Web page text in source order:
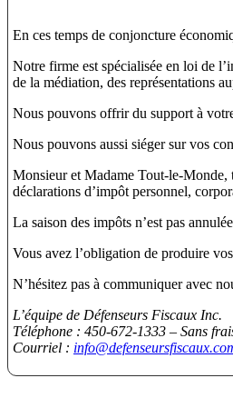
En ces temps de conjoncture
Notre firme est spécialisée en loi de
de la médiation, des représentations
Nous pouvons offrir du support à
Nous pouvons aussi siéger sur vos
Monsieur et Madame Tout-le-Monde,
déclarations d’impôt personnel,
La saison des impôts n’est pas
Vous avez l’obligation de produire
N’hésitez pas à communiquer avec
L’équipe de Défenseurs Fiscaux Inc.
Téléphone : 450-672-1333 – Sans
Courriel :